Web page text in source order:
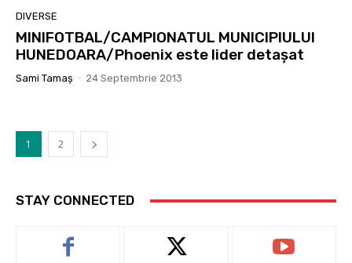
DIVERSE
MINIFOTBAL/CAMPIONATUL MUNICIPIULUI
HUNEDOARA/Phoenix este lider detaşat
Sami Tamaş - 24 Septembrie 2013
1 2
STAY CONNECTED